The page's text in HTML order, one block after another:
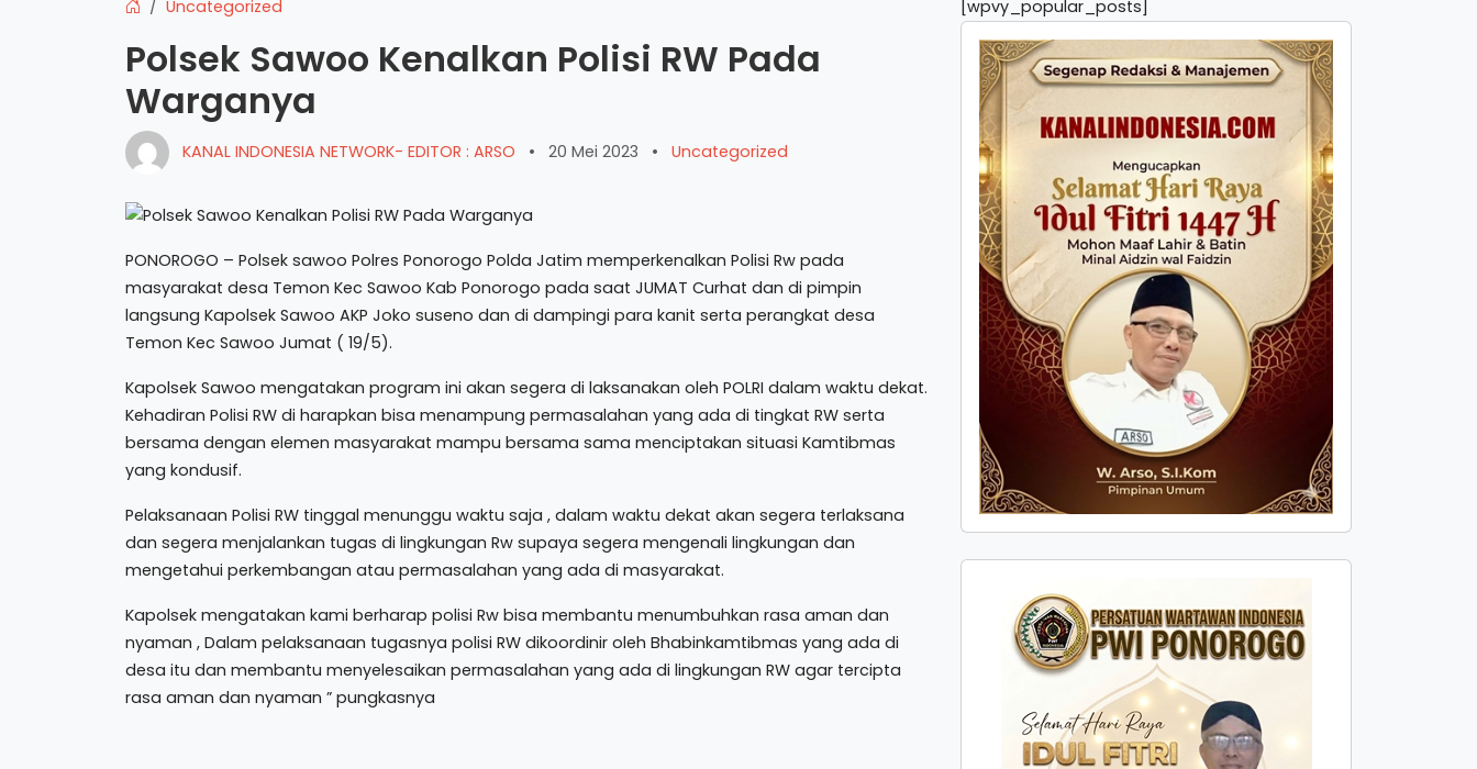
Uncategorized
Polsek Sawoo Kenalkan Polisi RW Pada
Warganya
KANAL INDONESIA NETWORK- EDITOR : ARSO • 20 Mei 2023 • Uncategorized
PONOROGO – Polsek sawoo Polres Ponorogo Polda Jatim memperkenalkan Polisi Rw pada
masyarakat desa Temon Kec Sawoo Kab Ponorogo pada saat JUMAT Curhat dan di pimpin
langsung Kapolsek Sawoo AKP Joko suseno dan di dampingi para kanit serta perangkat desa
Temon Kec Sawoo Jumat ( 19/5).
Kapolsek Sawoo mengatakan program ini akan segera di laksanakan oleh POLRI dalam waktu dekat.
Kehadiran Polisi RW di harapkan bisa menampung permasalahan yang ada di tingkat RW serta
bersama dengan elemen masyarakat mampu bersama sama menciptakan situasi Kamtibmas
yang kondusif.
Pelaksanaan Polisi RW tinggal menunggu waktu saja , dalam waktu dekat akan segera terlaksana
dan segera menjalankan tugas di lingkungan Rw supaya segera mengenali lingkungan dan
mengetahui perkembangan atau permasalahan yang ada di masyarakat.
Kapolsek mengatakan kami berharap polisi Rw bisa membantu menumbuhkan rasa aman dan
nyaman , Dalam pelaksanaan tugasnya polisi RW dikoordinir oleh Bhabinkamtibmas yang ada di
desa itu dan membantu menyelesaikan permasalahan yang ada di lingkungan RW agar tercipta
rasa aman dan nyaman ” pungkasnya
[wpvy_popular_posts]